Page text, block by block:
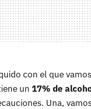
con el que
un 17% de
Una,